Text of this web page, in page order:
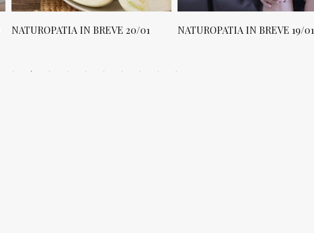
NATUROPATIA IN BREVE 20/01 NATUROPATIA IN BREVE 19/01